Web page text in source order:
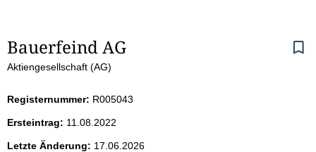
S
e
i
t
Bauerfeind AG
Aktiengesellschaft (AG)
Registernummer: R005043
Ersteintrag: 11.08.2022
Letzte Änderung: 17.06.2026